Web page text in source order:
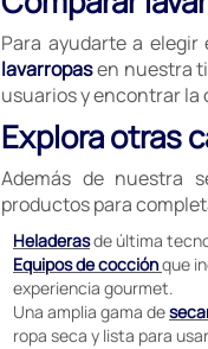
Para ayudarte a
lavarropasen nuestra
usuarios y encontrar la
Explora otras
Además de nuestra
productos para
Heladerasde última
Equipos de cocciónque
experiencia gourmet.
Una amplia gama de
ropa seca y lista para